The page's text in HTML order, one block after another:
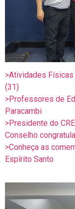
>Atividades Físicas
(31)
>Professores de
Paracambi
>Presidente do
Conselho
>Conheça as
Espírito Santo